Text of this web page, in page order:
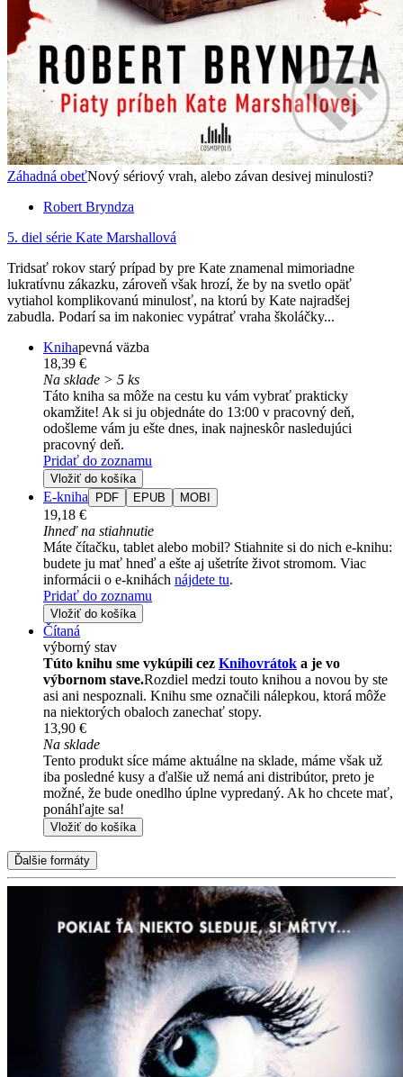
Záhadná obeťNový sériový vrah, alebo závan desivej minulosti?
Robert Bryndza
5. diel série Kate Marshallová
Tridsať rokov starý prípad by pre Kate znamenal mimoriadne
lukratívnu zákazku, zároveň však hrozí, že by na svetlo opäť
vytiahol komplikovanú minulosť, na ktorú by Kate najradšej
zabudla. Podarí sa im nakoniec vypátrať vraha školáčky...
Knihapevná väzba
18,39 €
Na sklade > 5 ks
Táto kniha sa môže na cestu ku vám vybrať prakticky
okamžite! Ak si ju objednáte do 13:00 v pracovný deň,
odošleme vám ju ešte dnes, inak najneskôr nasledujúci
pracovný deň.
Pridať do zoznamu
Vložiť do košíka
E-kniha PDF EPUB MOBI
19,18 €
Ihneď na stiahnutie
Máte čítačku, tablet alebo mobil? Stiahnite si do nich e-knihu:
budete ju mať hneď a ešte aj ušetríte život stromom. Viac
informácii o e-knihách nájdete tu.
Pridať do zoznamu
Vložiť do košíka
Čítaná
výborný stav
Túto knihu sme vykúpili cez Knihovrátok a je vo
výbornom stave.Rozdiel medzi touto knihou a novou by ste
asi ani nespoznali. Knihu sme označili nálepkou, ktorá môže
na niektorých obaloch zanechať stopy.
13,90 €
Na sklade
Tento produkt síce máme aktuálne na sklade, máme však už
iba posledné kusy a ďalšie už nemá ani distribútor, preto je
možné, že bude onedlho úplne vypredaný. Ak ho chcete mať,
ponáhľajte sa!
Vložiť do košíka
Ďalšie formáty